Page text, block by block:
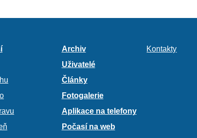
Archiv
Uživatelé
Články
Fotogalerie
Aplikace na telefony
Počasí na web
Kontakty